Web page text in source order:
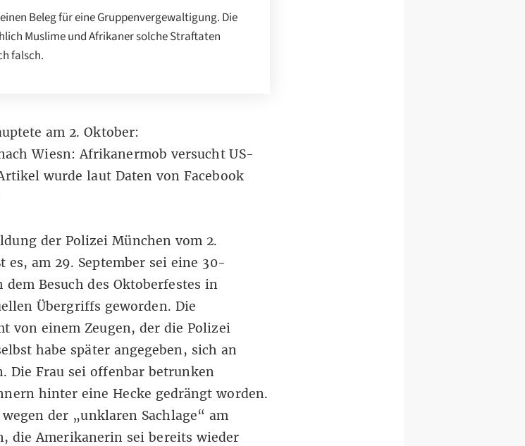
Beleg für eine Gruppenvergewaltigung. Die
Muslime und Afrikaner solche Straftaten
falsch.
am 2. Oktober:
Wiesn: Afrikanermob versucht US-
wurde laut Daten von Facebook
der Polizei München vom 2.
am 29. September sei eine 30-
Besuch des Oktoberfestes in
Übergriffs geworden. Die
von einem Zeugen, der die Polizei
habe später angegeben, sich an
Die Frau sei offenbar betrunken
hinter eine Hecke gedrängt worden.
der „unklaren Sachlage“ am
die Amerikanerin sei bereits wieder